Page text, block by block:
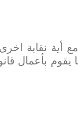
أية نقابة
بأعمال